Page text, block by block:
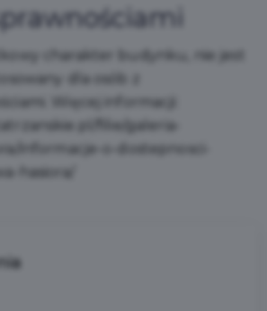
charakter budynku, nie jest
dla osób z
Więcej informacji:
filie/galeria-
informacje-o-dostepnosci-
hasiora/